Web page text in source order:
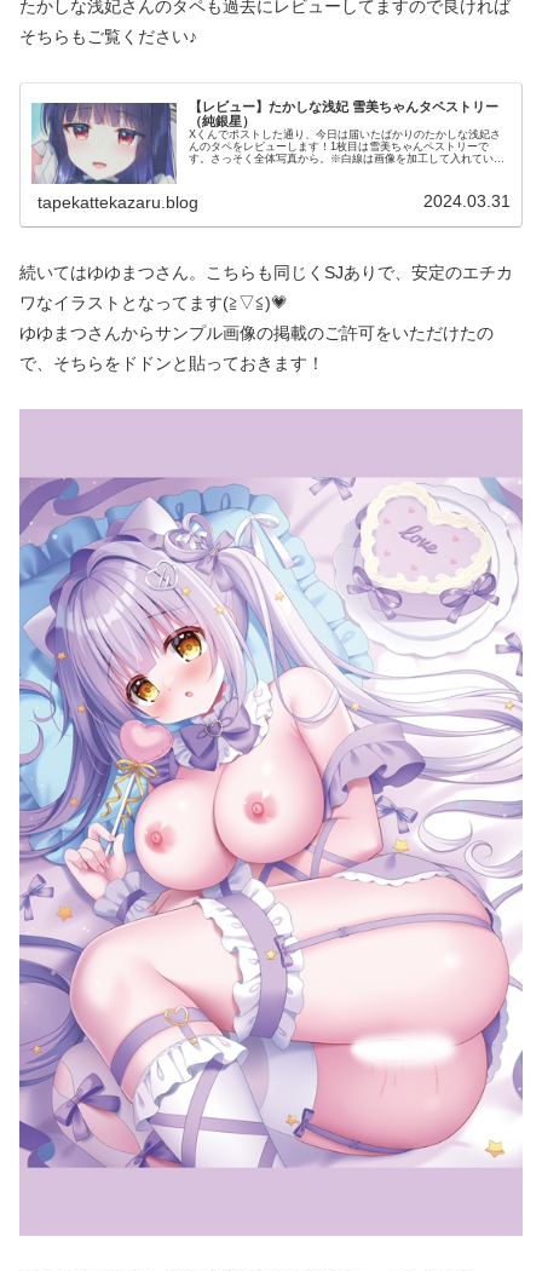
たかしな浅妃さんのタペも過去にレビューしてますので良ければ
そちらもご覧ください♪
【レビュー】たかしな浅妃 雪美ちゃんタペストリー
（純銀星）
Xくんでポストした通り、今日は届いたばかりのたかしな浅妃さ
んのタペをレビューします！1枚目は雪美ちゃんペストリーで
す。さっそく全体写真から。※白線は画像を加工して入れていま
tapekattekazaru.blog 2024.03.31
続いてはゆゆまつさん。こちらも同じくSJありで、安定のエチカ
ワなイラストとなってます(≧▽≦)💗
ゆゆまつさんからサンプル画像の掲載のご許可をいただけたの
で、そちらをドドンと貼っておきます！